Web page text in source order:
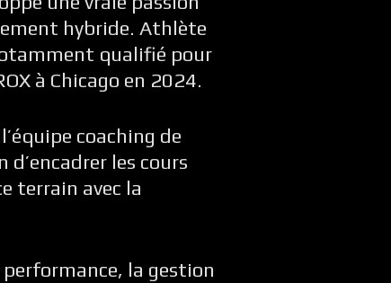
hybride. Athlète
qualifié pour
à Chicago en 2024.
coaching de
d’encadrer les cours
terrain avec la
la gestion